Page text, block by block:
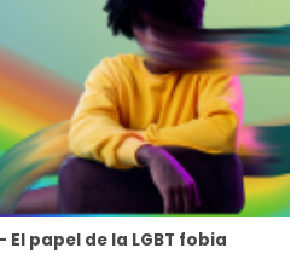
papel de la LGBT fobia